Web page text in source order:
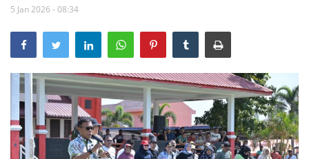
Polhuk
Birokrasi
Video
5 Jan 2026 - 08:34